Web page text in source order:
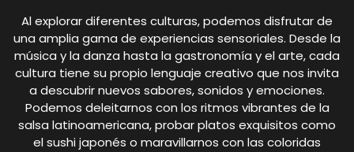
Al explorar diferentes culturas, podemos disfrutar de
una amplia gama de experiencias sensoriales. Desde la
música y la danza hasta la gastronomía y el arte, cada
cultura tiene su propio lenguaje creativo que nos invita
a descubrir nuevos sabores, sonidos y emociones.
Podemos deleitarnos con los ritmos vibrantes de la
salsa latinoamericana, probar platos exquisitos como
el sushi japonés o maravillarnos con las coloridas